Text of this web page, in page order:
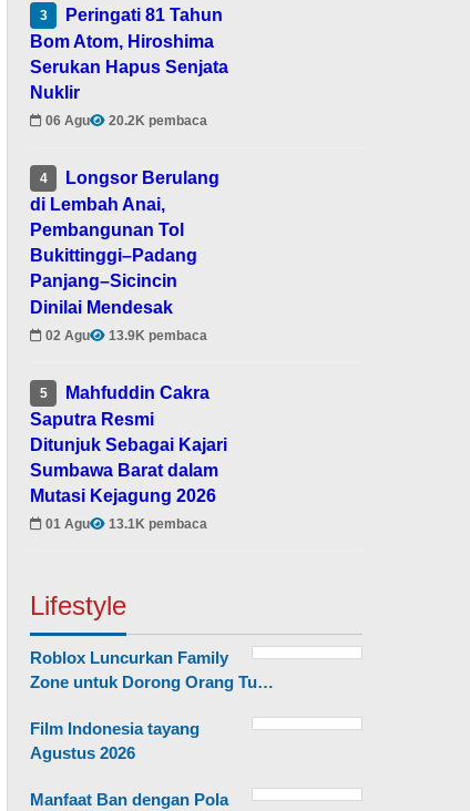
3
Peringati 81 Tahun
Bom Atom, Hiroshima
Serukan Hapus Senjata
Nuklir
06 Agu 20.2K pembaca
4
Longsor Berulang
di Lembah Anai,
Pembangunan Tol
Bukittinggi–Padang
Panjang–Sicincin
Dinilai Mendesak
02 Agu 13.9K pembaca
5
Mahfuddin Cakra
Saputra Resmi
Ditunjuk Sebagai Kajari
Sumbawa Barat dalam
Mutasi Kejagung 2026
01 Agu 13.1K pembaca
Lifestyle
Roblox Luncurkan Family
Zone untuk Dorong Orang Tu…
Film Indonesia tayang
Agustus 2026
Manfaat Ban dengan Pola